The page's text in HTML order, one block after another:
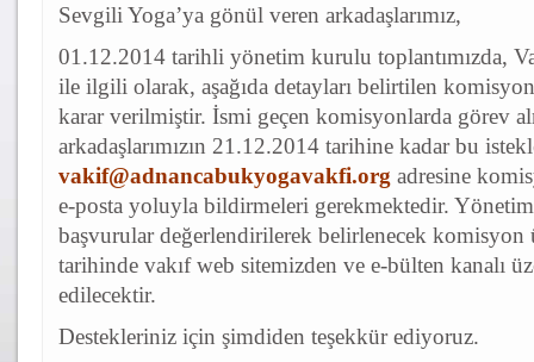
Sevgili Yoga’ya gönül veren arkadaşlarımız,
01.12.2014 tarihli yönetim kurulu toplantımızda,
ile ilgili olarak, aşağıda detayları belirtilen
karar verilmiştir. İsmi geçen komisyonlarda görev
arkadaşlarımızın 21.12.2014 tarihine kadar bu
vakif@adnancabukyogavakfi.org adresine
e-posta yoluyla bildirmeleri gerekmektedir.
başvurular değerlendirilerek belirlenecek
tarihinde vakıf web sitemizden ve e-bülten kanalı
edilecektir.
Destekleriniz için şimdiden teşekkür ediyoruz.